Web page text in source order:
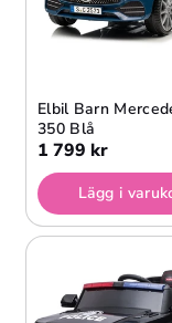
Elbil Barn
350 Blå
1 799 kr
Lägg i